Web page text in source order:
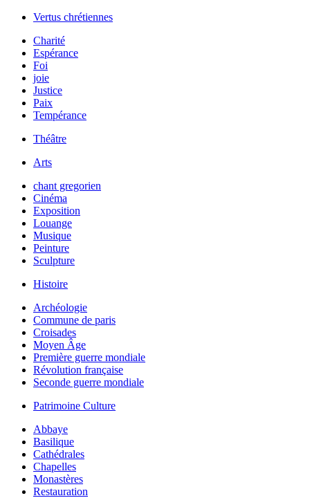
Vertus chrétiennes
Charité
Espérance
Foi
joie
Justice
Paix
Tempérance
Théâtre
Arts
chant gregorien
Cinéma
Exposition
Louange
Musique
Peinture
Sculpture
Histoire
Archéologie
Commune de paris
Croisades
Moyen Âge
Première guerre mondiale
Révolution française
Seconde guerre mondiale
Patrimoine Culture
Abbaye
Basilique
Cathédrales
Chapelles
Monastères
Restauration